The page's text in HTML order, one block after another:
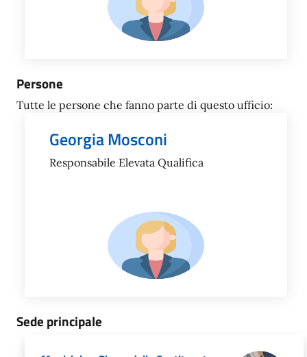
Persone
Tutte le persone che fanno parte di questo ufficio:
Georgia Mosconi
Responsabile Elevata Qualifica
Sede principale